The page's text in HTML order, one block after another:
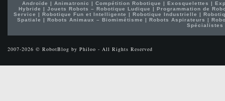
Androïde | Animatronic | Compétition Robotique | Exosquelettes |
Hybride |Jouets Robots – Robotique Ludique |Programmation de
Service | Robotique Fun et Intelligente | Robotique Industrielle |
Spatiale | Robots Animaux – Biomimétisme | Robots Aspirateurs |
Spécialistes
2007-2026 © RobotBlog by Philoo - All Rights Reserved